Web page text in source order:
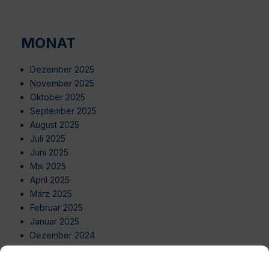
MONAT
Dezember 2025
November 2025
Oktober 2025
September 2025
August 2025
Juli 2025
Juni 2025
Mai 2025
April 2025
März 2025
Februar 2025
Januar 2025
Dezember 2024
November 2024